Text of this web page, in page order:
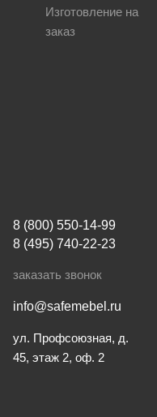
Изготовление на
заказ
8 (800) 550-14-99
8 (495) 740-22-23
заказать звонок
info@safemebel.ru
ул. Профсоюзная, д.
45, этаж 2, оф. 2